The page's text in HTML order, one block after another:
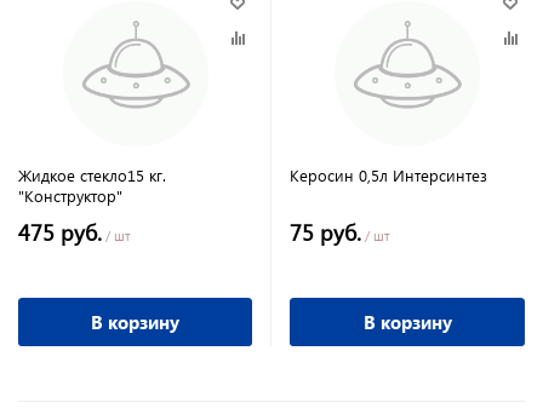
Жидкое стекло15 кг.
"Конструктор"
475 руб. / шт
В корзину
Керосин 0,5л Интерсинтез
75 руб. / шт
В корзину